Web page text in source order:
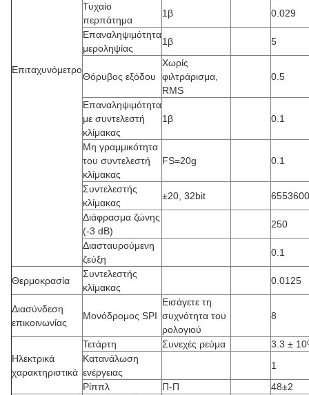
Επιταχυνόμετρο
Τυχαίο
περπάτημα
1β
0.029
Επαναληψιμότητα
μεροληψίας
1β 5
Θόρυβος εξόδου
Χωρίς
φιλτράρισμα,
RMS
0.5
Επαναληψιμότητα
με συντελεστή
κλίμακας
1β 0.1
Μη γραμμικότητα
του συντελεστή
κλίμακας
FS=20g 0.1
Συντελεστής
κλίμακας
±20, 32bit
Διάφρασμα ζώνης
(-3 dB)
250
Διασταυρούμενη
ζεύξη
0.1
Θερμοκρασία
Συντελεστής
κλίμακας
0.0125
Διασύνδεση
επικοινωνίας
Μονόδρομος SPI
Εισάγετε τη
συχνότητα του
ρολογιού
8
Ηλεκτρικά
χαρακτηριστικά
Τετάρτη Συνεχές ρεύμα
3.3 ±
Κατανάλωση
ενέργειας
1
Ρίππλ
Π-Π 48±2